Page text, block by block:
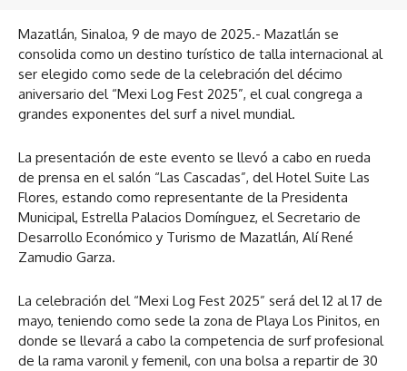
Mazatlán, Sinaloa, 9 de mayo de 2025.- Mazatlán se
consolida como un destino turístico de talla internacional al
ser elegido como sede de la celebración del décimo
aniversario del “Mexi Log Fest 2025”, el cual congrega a
grandes exponentes del surf a nivel mundial.
La presentación de este evento se llevó a cabo en rueda
de prensa en el salón “Las Cascadas”, del Hotel Suite Las
Flores, estando como representante de la Presidenta
Municipal, Estrella Palacios Domínguez, el Secretario de
Desarrollo Económico y Turismo de Mazatlán, Alí René
Zamudio Garza.
La celebración del “Mexi Log Fest 2025” será del 12 al 17 de
mayo, teniendo como sede la zona de Playa Los Pinitos, en
donde se llevará a cabo la competencia de surf profesional
de la rama varonil y femenil, con una bolsa a repartir de 30